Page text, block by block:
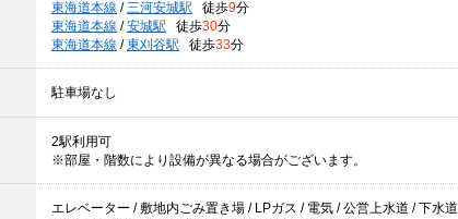
東海道本線 / 三河安城駅 徒歩9分
東海道本線 / 安城駅 徒歩30分
東海道本線 / 東刈谷駅 徒歩33分
駐車場なし
2駅利用可
※部屋・階数により設備が異なる場合がございます。
エレベーター / 敷地内ごみ置き場 / LPガス / 電気 / 公営上水道 / 下水道